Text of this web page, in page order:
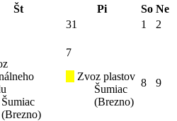
Št Pi So Ne
31 1 2
Šumiac
(Brezno)
7
Zvoz plastov
Šumiac
(Brezno)
8 9